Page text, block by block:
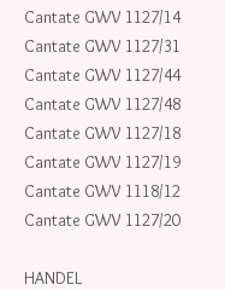
Cantate GWV 1127/14
Cantate GWV 1127/31
Cantate GWV 1127/44
Cantate GWV 1127/48
Cantate GWV 1127/18
Cantate GWV 1127/19
Cantate GWV 1118/12
Cantate GWV 1127/20
HANDEL